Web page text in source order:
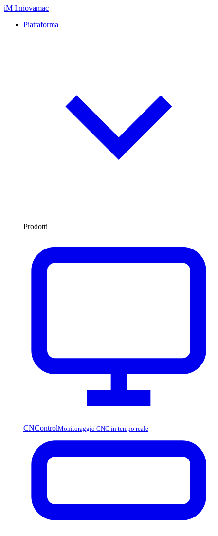
iM Innovamac
Piattaforma
Prodotti
CNControlMonitoraggio CNC in tempo reale